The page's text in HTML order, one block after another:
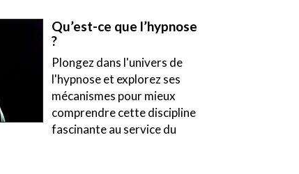
Qu’est-ce que l’hypnose
?
Plongez dans l'univers de
l'hypnose et explorez ses
mécanismes pour mieux
comprendre cette discipline
fascinante au service du